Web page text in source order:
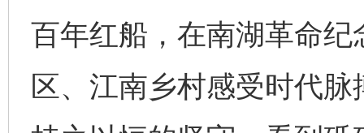
百年红船，在南湖革命
区、江南乡村感受时代